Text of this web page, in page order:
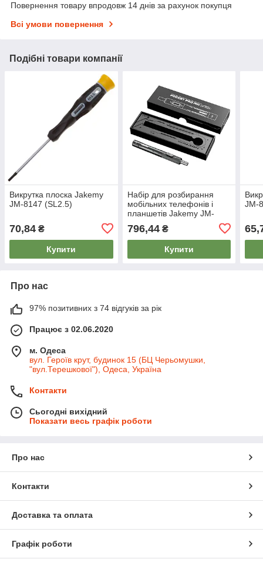
Повернення товару впродовж 14 днів за рахунок покупця
Всі умови повернення
Подібні товари компанії
Викрутка плоска Jakemy
JM-8147 (SL2.5)
70,84 ₴
Купити
Набір для розбирання
мобільних телефонів і
планшетів Jakemy JM-
796,44₴
Купити
JM-
Про нас
97% позитивних з 74 відгуків за рік
Працює з 02.06.2020
м. Одеса
вул. Героїв крут, будинок 15 (БЦ Черьомушки,
"вул.Терешкової"), Одеса, Україна
Контакти
Сьогодні вихідний
Показати весь графік роботи
Про нас
Контакти
Доставка та оплата
Графік роботи